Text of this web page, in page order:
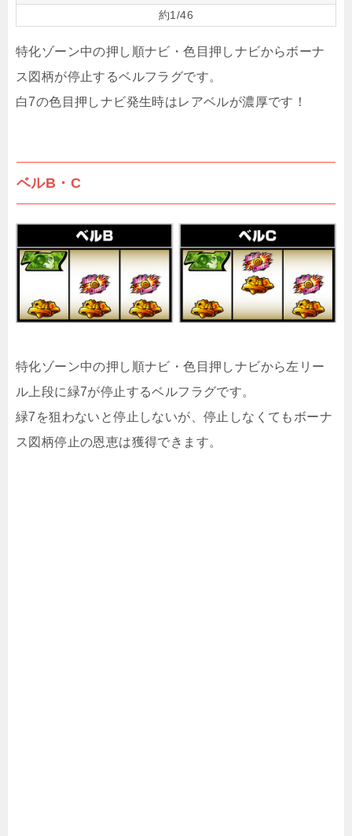
約1/46
特化ゾーン中の押し順ナビ・色目押しナビからボーナ
ス図柄が停止するベルフラグです。
白7の色目押しナビ発生時はレアベルが濃厚です！
ベルB・C
特化ゾーン中の押し順ナビ・色目押しナビから左リー
ル上段に緑7が停止するベルフラグです。
緑7を狙わないと停止しないが、停止しなくてもボーナ
ス図柄停止の恩恵は獲得できます。